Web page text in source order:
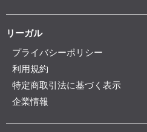
リーガル
プライバシーポリシー
利用規約
特定商取引法に基づく表示
企業情報